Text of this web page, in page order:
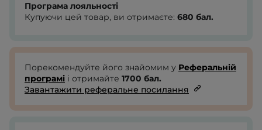
Програма лояльності
Купуючи цей товар, ви отримаєте: 680 бал.
Порекомендуйте його знайомим у Реферальній
програмі і отримайте 1700 бал.
Завантажити реферальне посилання